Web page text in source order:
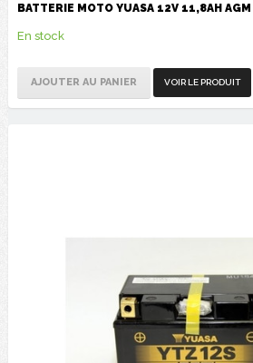
BATTERIE MOTO YUASA 12V 11,8AH
En stock
AJOUTER AU PANIER VOIR LE PRODUIT